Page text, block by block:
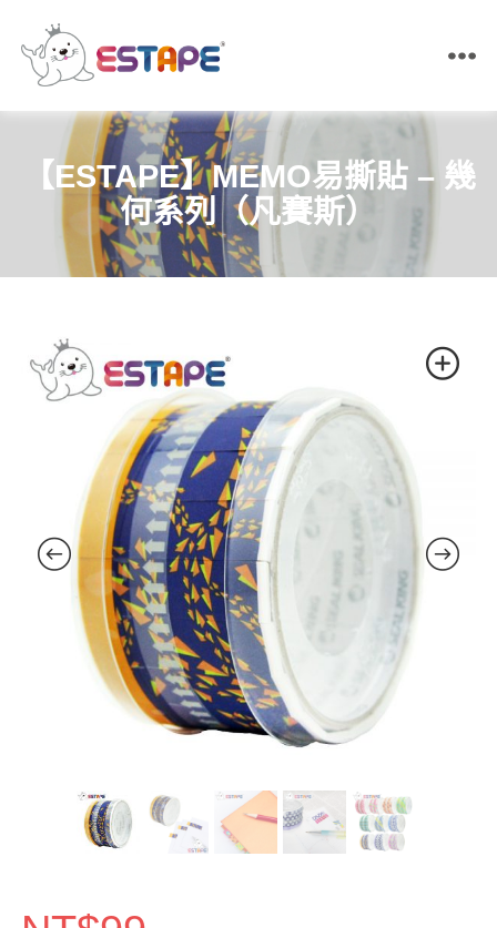
王
帶・
膠
【ESTAPE】MEMO易撕貼 – 幾
何系列（凡賽斯）